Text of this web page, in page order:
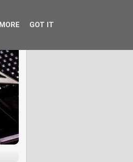
GOT IT